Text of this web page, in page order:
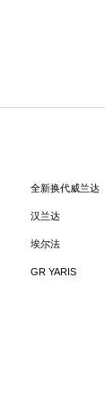
全新换代威兰达
汉兰达
埃尔法
GR YARIS